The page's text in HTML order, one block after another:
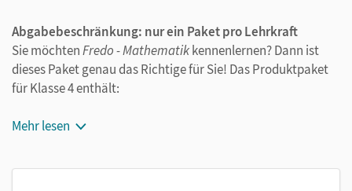
Abgabebeschränkung: nur ein Paket pro Lehrkraft
Sie möchtenFredo - Mathematikkennenlernen? Dann ist
dieses Paket genau das Richtige für Sie! Das Produktpaket
für Klasse 4 enthält:
Schulbuch (ISBN 978-3-06-084899-7)
Förderheft (ISBN 978-3-06-084901-7)
Mehr lesen